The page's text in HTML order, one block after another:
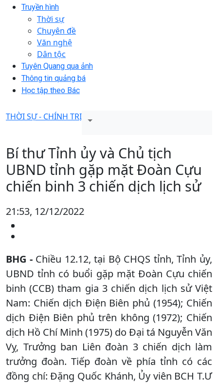
Truyền hình
Thời sự
Chuyên đề
Văn nghệ
Dân tộc
Tuyên Quang qua ảnh
Thông tin quảng bá
Học tập theo Bác
THỜI SỰ - CHÍNH TRỊ
Bí thư Tỉnh ủy và Chủ tịch
UBND tỉnh gặp mặt Đoàn Cựu
chiến binh 3 chiến dịch lịch sử
21:53, 12/12/2022
BHG - Chiều 12.12, tại Bộ CHQS tỉnh, Tỉnh ủy,
UBND tỉnh có buổi gặp mặt Đoàn Cựu chiến
binh (CCB) tham gia 3 chiến dịch lịch sử Việt
Nam: Chiến dịch Điện Biên phủ (1954); Chiến
dịch Điện Biên phủ trên không (1972); Chiến
dịch Hồ Chí Minh (1975) do Đại tá Nguyễn Văn
Vỵ, Trưởng ban Liên đoàn 3 chiến dịch làm
trưởng đoàn. Tiếp đoàn về phía tỉnh có các
đồng chí: Đặng Quốc Khánh, Ủy viên BCH T.Ư